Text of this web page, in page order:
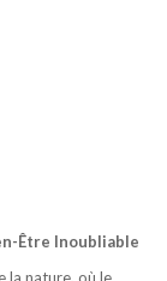
intérieure
Être Inoubliable
la nature, où le